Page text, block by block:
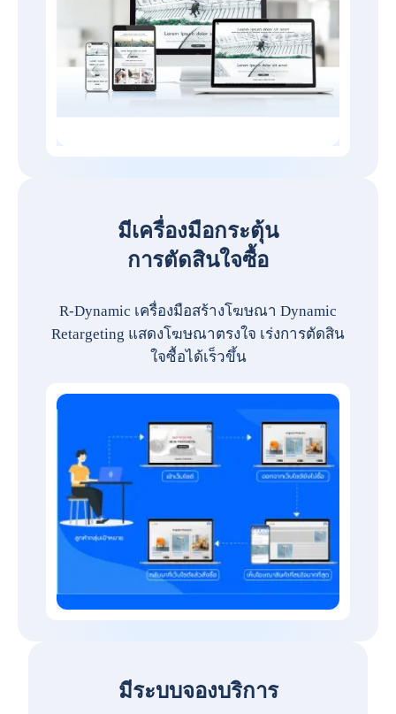
มีเครื่องมือกระตุ้น
การตัดสินใจซื้อ
R-Dynamic เครื่องมือสร้างโฆษณา Dynamic
Retargeting แสดงโฆษณาตรงใจ เร่งการตัดสิน
ใจซื้อได้เร็วขึ้น
มีระบบจองบริการ